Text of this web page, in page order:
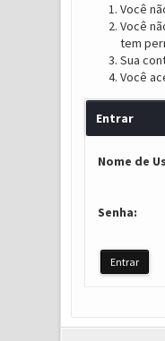
Você
Você
tem
Sua
Você
Entrar
Nome de
Senha: